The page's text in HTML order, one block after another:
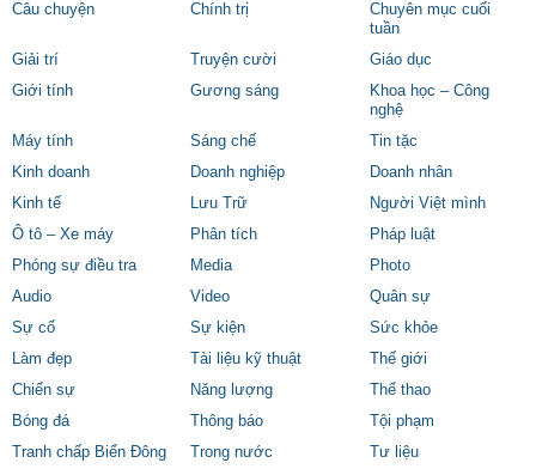
Câu chuyện
Chính trị
Chuyên mục cuối
tuần
Giải trí
Truyện cười
Giáo dục
Giới tính
Gương sáng
Khoa học – Công
nghệ
Máy tính
Sáng chế
Tin tặc
Kinh doanh
Doanh nghiệp
Doanh nhân
Kinh tế
Lưu Trữ
Người Việt mình
Ô tô – Xe máy
Phân tích
Pháp luật
Phóng sự điều tra
Media
Photo
Audio
Video
Quân sự
Sự cố
Sự kiện
Sức khỏe
Làm đẹp
Tài liệu kỹ thuật
Thế giới
Chiến sự
Năng lượng
Thể thao
Bóng đá
Thông báo
Tội phạm
Tranh chấp Biển Đông
Trong nước Tư liệu